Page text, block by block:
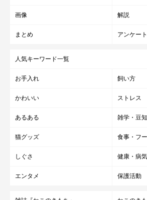
画像 解説
まとめ アンケート
人気キーワード一覧
お手入れ 飼い方
かわいい ストレス
あるある 雑学・豆
猫グッズ 食事・フ
しぐさ 健康・病気
エンタメ 保護活動